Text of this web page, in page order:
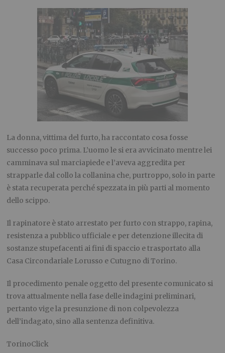
La donna, vittima del furto, ha raccontato cosa fosse
successo poco prima. L’uomo le si era avvicinato mentre lei
camminava sul marciapiede e l’aveva aggredita per
strapparle dal collo la collanina che, purtroppo, solo in parte
è stata recuperata perché spezzata in più parti al momento
dello scippo.
Il rapinatore è stato arrestato per furto con strappo, rapina,
resistenza a pubblico ufficiale e per detenzione illecita di
sostanze stupefacenti ai fini di spaccio e trasportato alla
Casa Circondariale Lorusso e Cutugno di Torino.
Il procedimento penale oggetto del presente comunicato si
trova attualmente nella fase delle indagini preliminari,
pertanto vige la presunzione di non colpevolezza
dell’indagato, sino alla sentenza definitiva.
TorinoClick